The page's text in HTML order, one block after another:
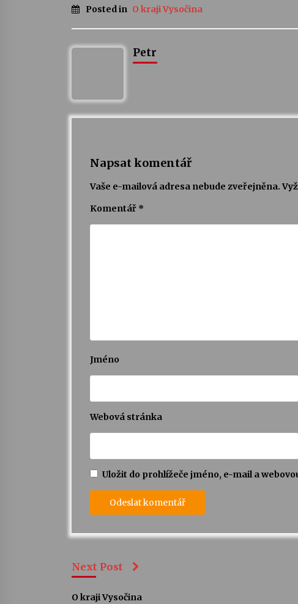
Posted in O kraji Vysočina
Petr
Napsat komentář
Vaše e-mailová adresa nebude zveřejněna.
Komentář *
Jméno
Webová stránka
Uložit do prohlížeče jméno, e-mail a
Next Post
O kraji Vysočina